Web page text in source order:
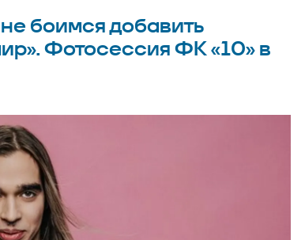
боимся добавить
Фотосессия ФК «10» в